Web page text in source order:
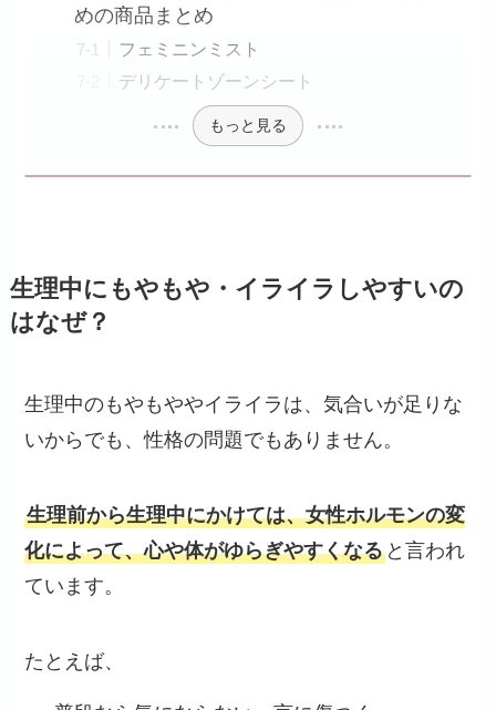
めの商品まとめ
フェミニンミスト
デリケートゾーンシート
もっと見る
生理中にもやもや・イライラしやすいの
はなぜ？
生理中のもやもややイライラは、気合いが足りな
いからでも、性格の問題でもありません。
生理前から生理中にかけては、女性ホルモンの変
化によって、心や体がゆらぎやすくなる と言われ
ています。
たとえば、